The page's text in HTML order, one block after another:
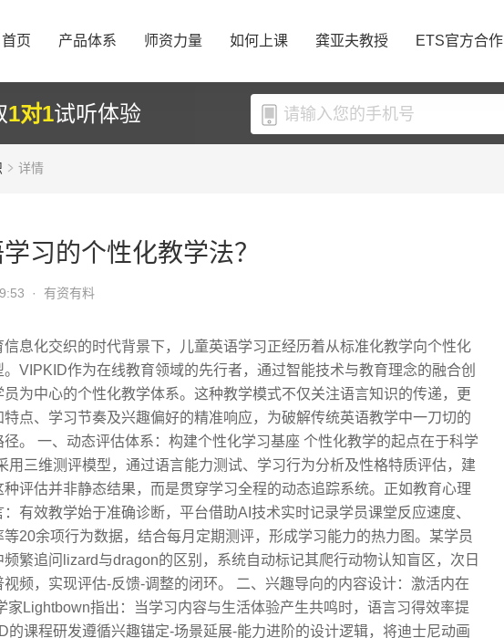
首页 产品体系 师资力量 如何上课 龚亚夫教授 ETS官方合作
1对1试听体验
详情
习的个性化教学法？
· 有资有料
息化交织的时代背景下，儿童英语学习正经历着从标准化教学向个性化
VIPKID作为在线教育领域的先行者，通过智能技术与教育理念的融合创
为中心的个性化教学体系。这种教学模式不仅关注语言知识的传递，更
点、学习节奏及兴趣偏好的精准响应，为破解传统英语教学中一刀切的
径。 一、动态评估体系：构建个性化学习基座 个性化教学的起点在于科学
用三维测评模型，通过语言能力测试、学习行为分析及性格特质评估，建
种评估并非静态结果，而是贯穿学习全程的动态追踪系统。正如教育心理
有效教学始于准确诊断，平台借助AI技术实时记录学员课堂反应速度、
20余项行为数据，结合每月定期测评，形成学习能力的热力图。某学员
繁追问lizard与dragon的区别，系统自动标记其爬行动物认知盲区，次日
视频，实现评估-反馈-调整的闭环。 二、兴趣导向的内容设计：激活内在
家Lightbown指出：当学习内容与生活体验产生共鸣时，语言习得效率提
的课程研发遵循兴趣锚定-场景延展-能力进阶的设计逻辑，将迪士尼动画